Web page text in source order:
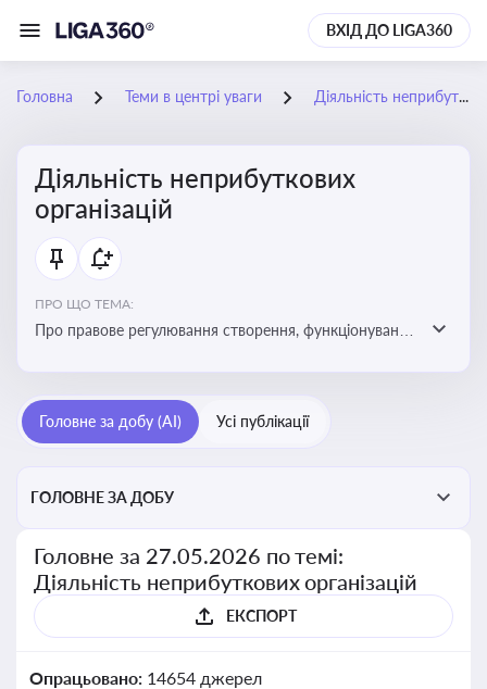
ВХІД ДО LIGA360
Головна Теми в центрі уваги Діяльність неприбуткових організацій
Діяльність неприбуткових
організацій
ПРО ЩО ТЕМА:
Про правове регулювання створення, функціонування
Головне за добу (AI) Усі публікації
ГОЛОВНЕ ЗА ДОБУ
Головне за 27.05.2026 по темі:
Діяльність неприбуткових організацій
ЕКСПОРТ
Опрацьовано: 14654 джерел